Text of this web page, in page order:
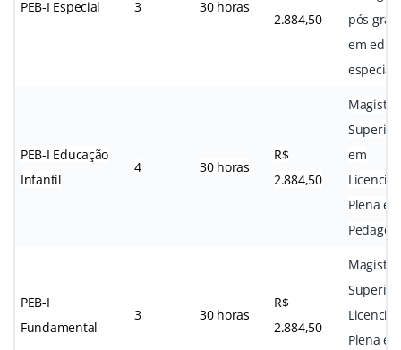
PEB-I Especial 3 30 horas
2.884,50
pós
em
especial
PEB-I Educação
Infantil
4 30 horas
R$
2.884,50
Superior
em
Plena em
PEB-I
Fundamental
3 30 horas
R$
2.884,50
Superior
Plena em